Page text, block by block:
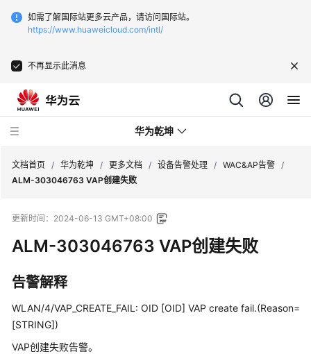
如需了解国际站更多云产品，请访问国际站。
https://www.huaweicloud.com/intl/
不再显示此消息
华为乾坤
全
云
服
云
理
网
文档首页 / 华为乾坤 / 更多文档 / 设备告警处理 / WAC&AP告警 /
ALM-303046763 VAP创建失败
更新时间： 2024-06-13 GMT+08:00
ALM-303046763 VAP创建失败
告警解释
WLAN/4/VAP_CREATE_FAIL: OID [OID] VAP create fail.(Reason=
[STRING])
VAP创建失败告警。